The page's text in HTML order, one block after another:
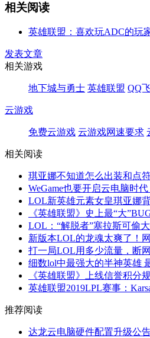
相关阅读
英雄联盟：喜欢玩ADC的玩
发表文章
相关游戏
地下城与勇士 英雄联盟 QQ
云游戏
免费云游戏 云游戏网速要求
相关阅读
琪亚娜不知道怎么出装和点
WeGame也要开启云电脑时
LOL新英雄元素女皇琪亚娜
《英雄联盟》史上最“大
LOL：“解脱者”塞拉斯可偷
新版本LOL的龙魂太爽了！
打一局LOL用多少流量，断
细数lol中最强大的半神英雄
《英雄联盟》上线信誉积分
英雄联盟2019LPL赛事：
推荐阅读
达龙云电脑硬件配置升级公